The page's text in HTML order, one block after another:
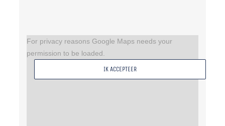
For privacy reasons Google Maps needs your
permission to be loaded.
IK ACCEPTEER